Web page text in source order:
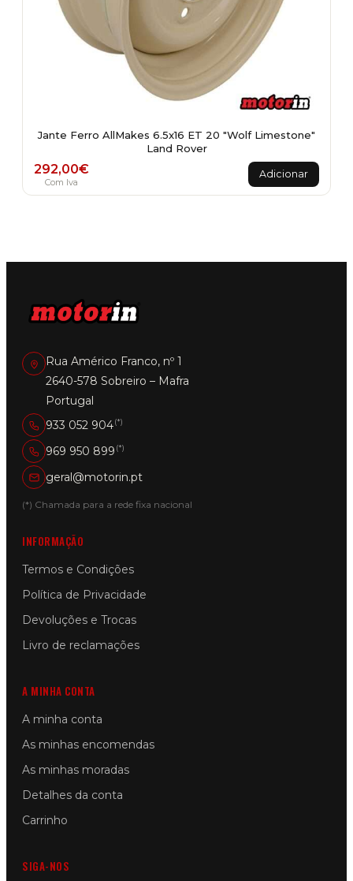
Jante Ferro AllMakes 6.5x16 ET 20 "Wolf Limestone"
Land Rover
292,00€
Com Iva
Adicionar
Rua Américo Franco, nº 1
2640-578 Sobreiro – Mafra
Portugal
933 052 904(*)
969 950 899 (*)
geral@motorin.pt
(*) Chamada para a rede fixa nacional
INFORMAÇÃO
Termos e Condições
Política de Privacidade
Devoluções e Trocas
Livro de reclamações
A MINHA CONTA
A minha conta
As minhas encomendas
As minhas moradas
Detalhes da conta
Carrinho
SIGA-NOS